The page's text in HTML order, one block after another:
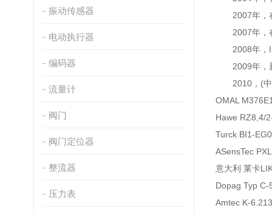
振动传感器
电动执行器
编码器
流量计
阀门
阀门定位器
整流器
压力表
2007年，
2007年，在
2008年，
2009年，新
2010，(中
OMAL
Hawe RZ8,4/
Turck BI1-
ASensTec
意大利 莱卡
Dopag Typ
Amtec K-